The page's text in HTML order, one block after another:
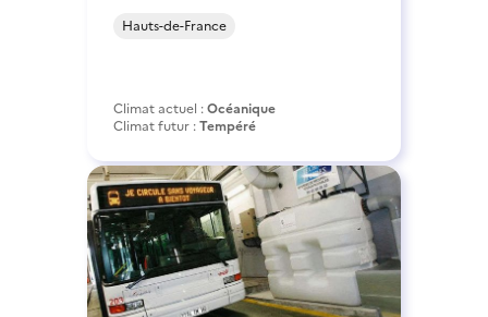
Hauts-de-France
Climat actuel :Océanique
Climat futur :Tempéré